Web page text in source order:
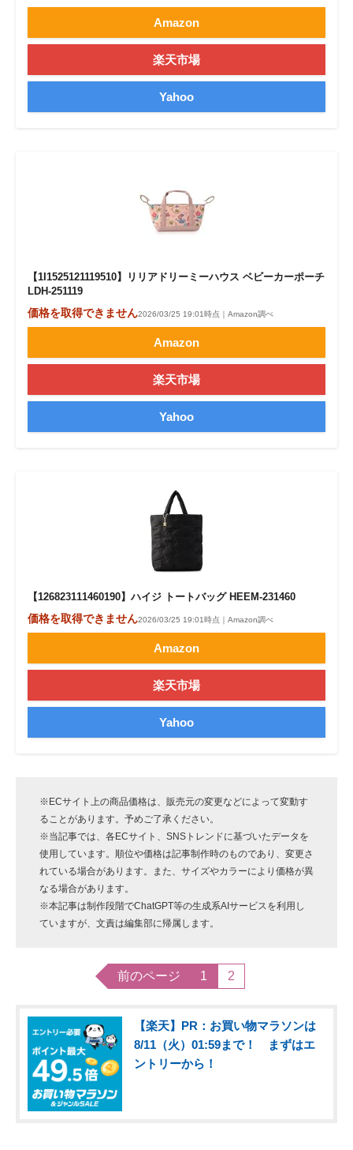
Amazon
楽天市場
Yahoo
【1I1525121119510】リリアドリーミーハウス ベビーカーポーチ
LDH-251119
価格を取得できません2026/03/25 19:01時点｜Amazon調べ
Amazon
楽天市場
Yahoo
【126823111460190】ハイジ トートバッグ HEEM-231460
価格を取得できません2026/03/25 19:01時点｜Amazon調べ
Amazon
楽天市場
Yahoo
※ECサイト上の商品価格は、販売元の変更などによって変動す
ることがあります。予めご了承ください。
※当記事では、各ECサイト、SNSトレンドに基づいたデータを
使用しています。順位や価格は記事制作時のものであり、変更さ
れている場合があります。また、サイズやカラーにより価格が異
なる場合があります。
※本記事は制作段階でChatGPT等の生成系AIサービスを利用し
ていますが、文責は編集部に帰属します。
前のページ 1 2
【楽天】PR：お買い物マラソンは
8/11（火）01:59まで！ まずはエ
ントリーから！